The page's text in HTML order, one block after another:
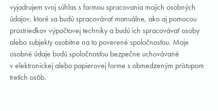
vyjadrujem svoj súhlas s formou spracovania mojich osobných
údajov, ktoré sa budú spracovávať manuálne, ako aj pomocou
prostriedkov výpočtovej techniky a budú ich spracovávať osoby
alebo subjekty osobitne na to poverené spoločnosťou. Moje
osobné údaje budú spoločnosťou bezpečne uchovávané
v elektronickej alebo papierovej forme s obmedzeným prístupom
tretích osôb.